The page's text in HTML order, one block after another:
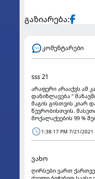
გაზიარება:
კომენტარები
sss 21
არაფერი არააქვს ამ
დანიზლავება "
მაგის გისთვის კიარ
წევრობისთვის.
მოქალაქეების 99 %
1:38:17 PM 7/21/2021
ვახო
ღირსები ვართ